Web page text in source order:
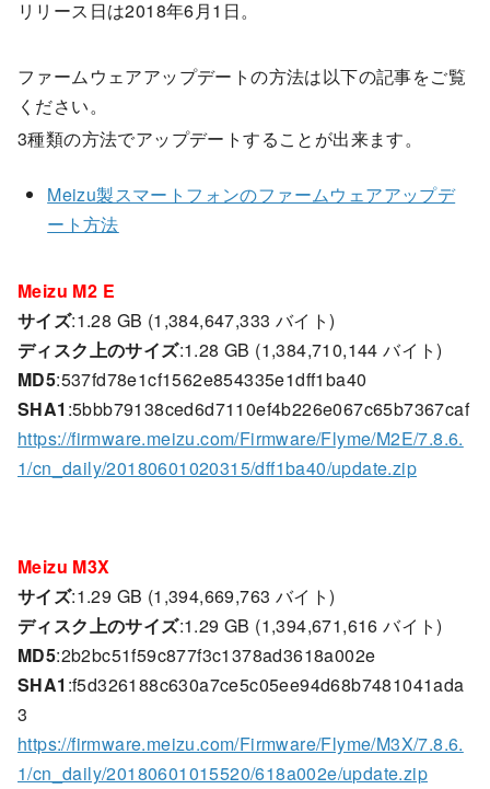
リリース日は2018年6月1日。
ファームウェアアップデートの方法は以下の記事をご覧
ください。
3種類の方法でアップデートすることが出来ます。
Meizu製スマートフォンのファームウェアアップデ
ート方法
Meizu M2 E
サイズ:1.28 GB (1,384,647,333 バイト)
ディスク上のサイズ:1.28 GB (1,384,710,144 バイト)
MD5:537fd78e1cf1562e854335e1dff1ba40
SHA1 :5bbb79138ced6d7110ef4b226e067c65b7367caf
https://firmware.meizu.com/Firmware/Flyme/M2E/7.8.6.
1/cn_daily/20180601020315/dff1ba40/update.zip
Meizu M3X
サイズ:1.29 GB (1,394,669,763 バイト)
ディスク上のサイズ:1.29 GB (1,394,671,616 バイト)
MD5:2b2bc51f59c877f3c1378ad3618a002e
SHA1 :f5d326188c630a7ce5c05ee94d68b7481041ada
3
https://firmware.meizu.com/Firmware/Flyme/M3X/7.8.6.
1/cn_daily/20180601015520/618a002e/update.zip